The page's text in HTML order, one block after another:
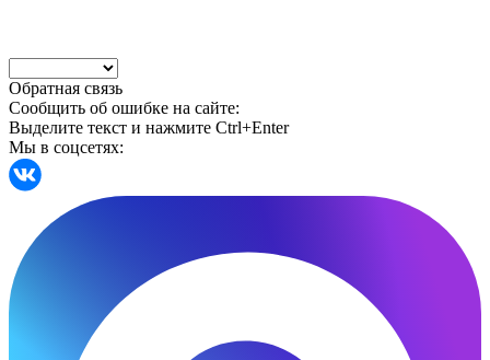
Обратная связь
Сообщить об ошибке на сайте:
Выделите текст и нажмите Ctrl+Enter
Мы в соцсетях: